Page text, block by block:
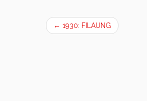
← 1930: FILAUNG